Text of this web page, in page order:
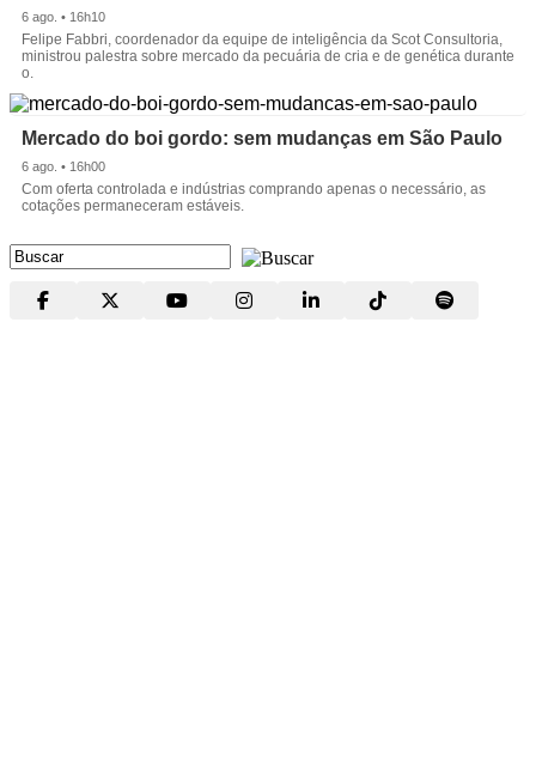
6 ago. • 16h10
Felipe Fabbri, coordenador da equipe de inteligência da Scot Consultoria,
ministrou palestra sobre mercado da pecuária de cria e de genética durante
o.
Mercado do boi gordo: sem mudanças em São Paulo
6 ago. • 16h00
Com oferta controlada e indústrias comprando apenas o necessário, as
cotações permaneceram estáveis.